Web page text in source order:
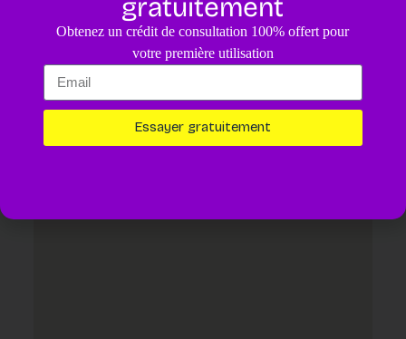
Un diagnostic pour votre animal assisté par IA.
Essayer maintenant
gratuitement
Obtenez un crédit de consultation 100% offert pour
votre première utilisation
Essayer gratuitement